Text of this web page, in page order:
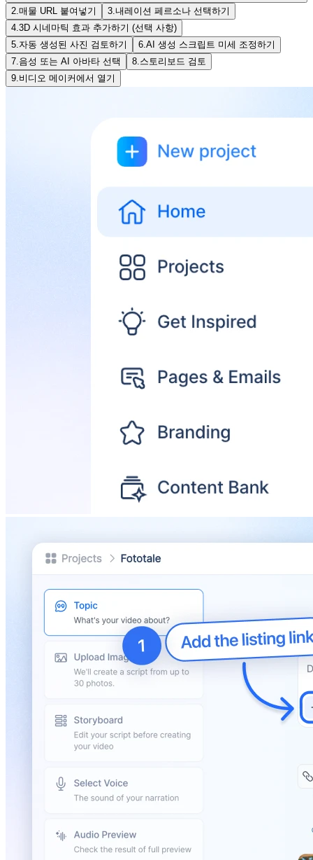
2. 매물 URL 붙여넣기 3. 내레이션 페르소나 선택하기
4. 3D 시네마틱 효과 추가하기 (선택 사항)
5. 자동 생성된 사진 검토하기 6. AI 생성 스크립트 미세 조정하기
7. 음성 또는 AI 아바타 선택 8. 스토리보드 검토
9. 비디오 메이커에서 열기